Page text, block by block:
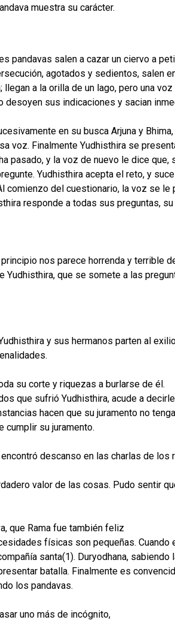
muestra su carácter.
pandavas salen a cazar un ciervo a
agotados y sedientos, salen
llegan a la orilla de un lago, pero una
desoyen sus indicaciones y sacian
en su busca Arjuna y
voz. Finalmente Yudhisthira se
pasado, y la voz de nuevo le dice
Yudhisthira acepta el reto, y
comienzo del cuestionario, la voz se
responde a todas sus preguntas,
nos parece horrenda y terrible
que se somete a las
y sus hermanos parten al
su corte y riquezas a burlarse de él.
que sufrió Yudhisthira, acude a
hacen que su juramento no tenga
cumplir su juramento.
descanso en las charlas de
valor de las cosas. Pudo sentir
que Rama fue también feliz
físicas son pequeñas.
santa(1). Duryodhana,
batalla. Finalmente es
los pandavas.
uno más de incógnito,